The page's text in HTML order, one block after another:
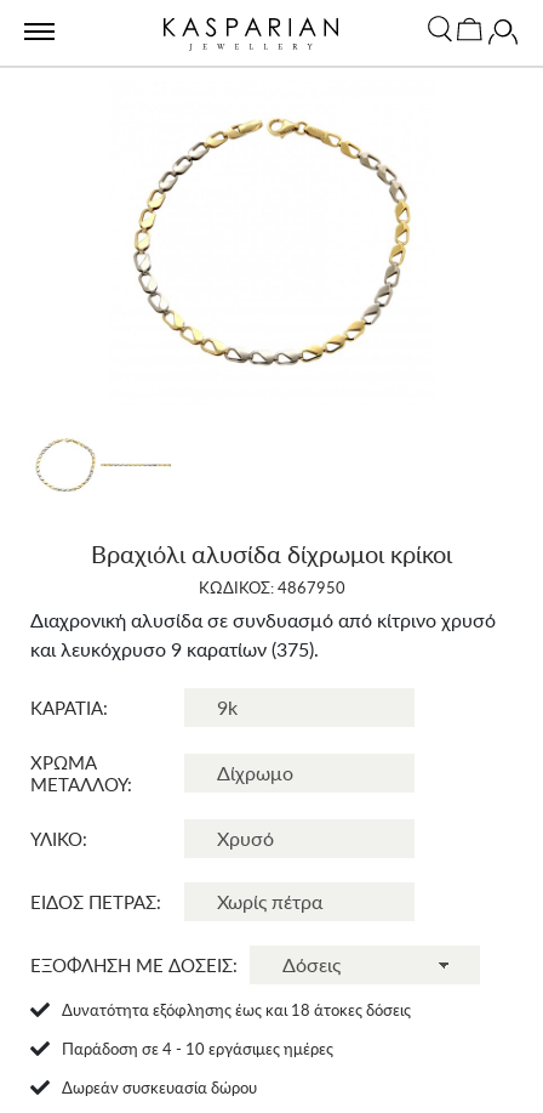
Βραχιόλι αλυσίδα δίχρωμοι κρίκοι
ΚΩΔΙΚΟΣ: 4867950
Διαχρονική αλυσίδα σε συνδυασμό από κίτρινο χρυσό
και λευκόχρυσο 9 καρατίων (375).
ΚΑΡΑΤΙΑ:
ΧΡΩΜΑ
ΜΕΤΑΛΛΟΥ:
ΥΛΙΚΟ:
ΕΙΔΟΣ ΠΕΤΡΑΣ:
ΕΞΟΦΛΗΣΗ ΜΕ ΔΟΣΕΙΣ:
Δυνατότητα εξόφλησης έως και 18 άτοκες δόσεις
Παράδοση σε 4 - 10 εργάσιμες ημέρες
Δωρεάν συσκευασία δώρου